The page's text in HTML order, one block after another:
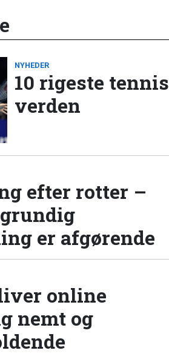
NYHEDER
10 rigeste
verden
efter rotter –
er afgørende
online
nemt og